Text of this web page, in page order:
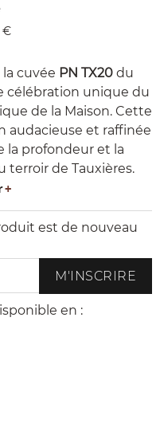
VENTES NOS
la cuvée PN TX20du
célébration unique du
de la Maison. Cette
audacieuse et raffinée
la profondeur et la
terroir de Tauxières.
+
€
est de nouveau
M'INSCRIRE
en :